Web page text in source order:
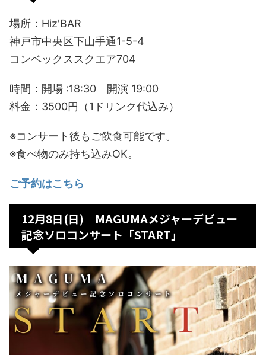
場所：Hiz'BAR
神戸市中央区下山手通1-5-4
コンベックススクエア704
時間：開場 :18:30 開演 19:00
料金：3500円（1ドリンク代込み）
※コンサート後もご飲食可能です。
※食べ物のみ持ち込みOK。
ご予約はこちら
12月8日(日) MAGUMAメジャーデビュー
記念ソロコンサート「START」